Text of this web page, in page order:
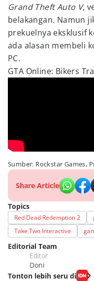
Grand Theft Auto V,
belakangan. Namun
prekuelnya eksklusif
ada alasan membeli
PC.
GTA Online: Bikers
Sumber: Rockstar Games,
Share Article
Topics
Red Dead Redemption 2
Take Two Interactive
Editorial Team
Editor
Doni
Tonton lebih seru di